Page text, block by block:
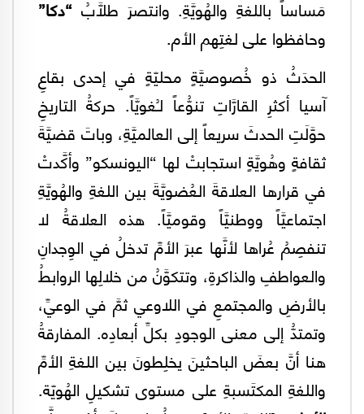
مَساساً باللغةِ والهُويَّةِ. وانتصرَ طلَّابُ “دكا”
وحافظوا على لغتِهم الأم.
الحدَثُ ذو خُصوصيَّةٍ محليّةٍ في إحدى بقاعِ
آسيا أكثرِ القارَّاتِ تنوُّعاً لـُغويَّاً. حركةُ التاريخِ
حوَّلَتِ الحدثَ سريعاً إلى العالميَّةِ، وباتَ قضيَّةَ
ثقافةٍ وهُويَّةٍ استجابتْ لها “اليونسكو” وأكَّدتْ
في قرارها العلاقةَ العُضويَّةَ بين اللغةِ والهُويَّةِ
اجتماعيَّاً ووطنيَّاً وقوميَّاً. هذه العلاقةُ لا
تنفصِمُ عُراها لأنَّها عبرَ الأمِّ تدخلُ في الوِجدانِ
والعواطفِ والذاكرةِ، وتتكوَّنُ من خلالِها الروابطُ
بالأرضِ والمجتمعِ في اللاوعي ثمَّ في الوعيِّ،
وتمتدُّ إلى معنى الوجودِ بكلِّ أبعادِه. المفارقةُ
هنا أنَّ بعضَ الباحثينَ يخلِطونَ بين اللغةِ الأمِّ
واللغةِ المكتَسبةِ على مستوى تشكيلِ الهُويّة.